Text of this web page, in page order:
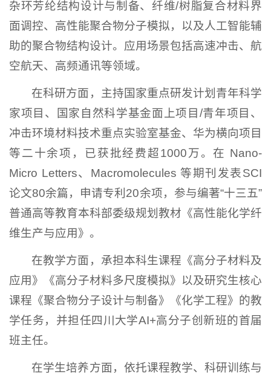
杂环芳纶结构设计与制备、纤维/树脂复合材料界
面调控、高性能聚合物分子模拟，以及人工智能辅
助的聚合物结构设计。应用场景包括高速冲击、航
空航天、高频通讯等领域。
在科研方面，主持国家重点研发计划青年科学
家项目、国家自然科学基金面上项目/青年项目、
冲击环境材料技术重点实验室基金、华为横向项目
等二十余项，已获批经费超1000万。在 Nano-
Micro Letters、Macromolecules 等期刊发表SCI
论文80余篇，申请专利20余项，参与编著“十三五”
普通高等教育本科部委级规划教材《高性能化学纤
维生产与应用》。
在教学方面，承担本科生课程《高分子材料及
应用》《高分子材料多尺度模拟》以及研究生核心
课程《聚合物分子设计与制备》《化学工程》的教
学任务，并担任四川大学AI+高分子创新班的首届
班主任。
在学生培养方面，依托课程教学、科研训练与